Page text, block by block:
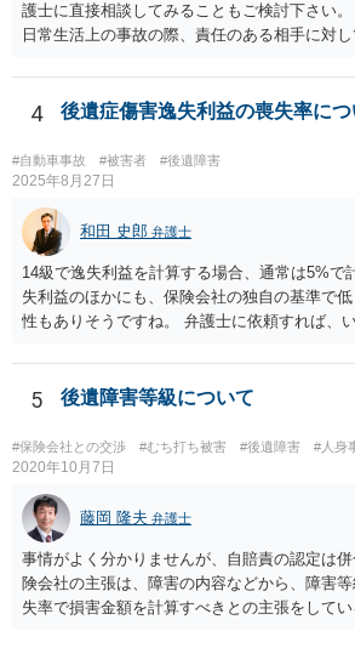
護士に直接相談してみることもご検討下さい
日常生活上の事故の際、責任のある相手に対
す（ご自宅の火災保険や自動車の任意保険等
加入したつもりがなくても、確認してみたら
4 後遺症傷害逸失利益の喪失率につ
#自動車事故 #被害者 #後遺障害
2025年8月27日
和田 史郎 弁護士
14級で逸失利益を計算する場合、通常は5%で
失利益のほかにも、保険会社の独自の基準で
性もありそうですね。 弁護士に依頼すれば、
5 後遺障害等級について
#保険会社との交渉 #むち打ち被害 #後遺障害 #人身
2020年10月7日
藤岡 隆夫 弁護士
事情がよく分かりませんが、自賠責の認定は
険会社の主張は、障害の内容などから、障害
失率で損害金額を計算すべきとの主張をして